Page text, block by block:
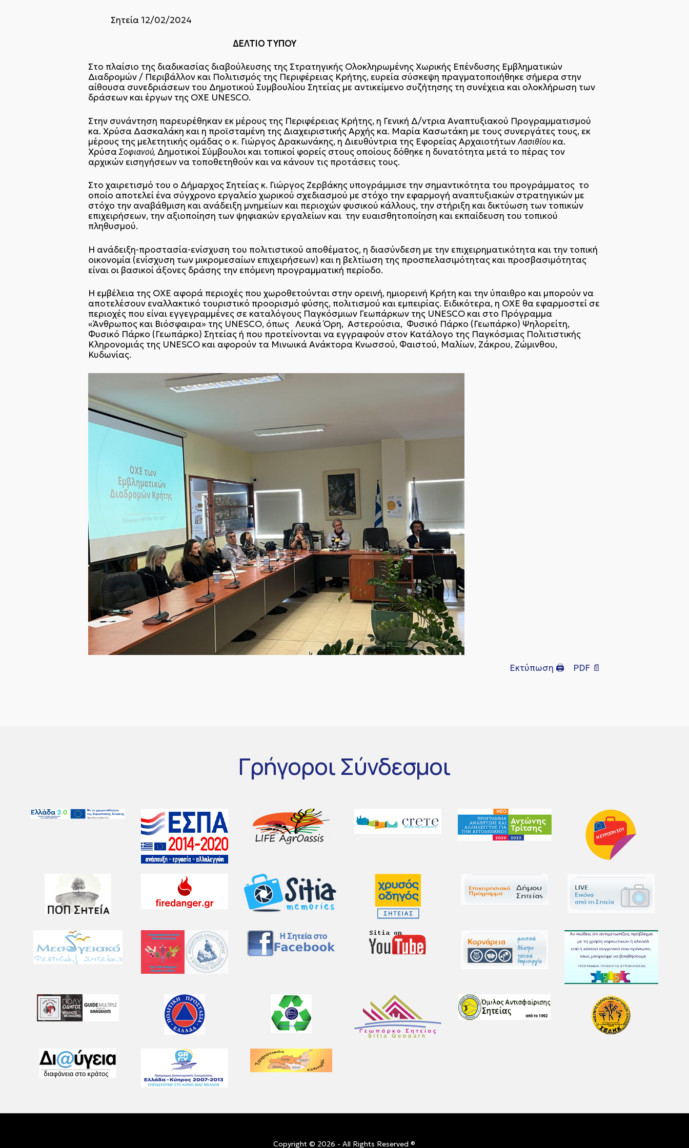
Σητεία 12/02/2024
ΔΕΛΤΙΟ ΤΥΠΟΥ
Στο πλαίσιο της διαδικασίας διαβούλευσης της Στρατηγικής Ολοκληρωμένης Χωρικής Επένδυσης Εμβληματικών
Διαδρομών / Περιβάλλον και Πολιτισμός της Περιφέρειας Κρήτης, ευρεία σύσκεψη πραγματοποιήθηκε σήμερα στην
αίθουσα συνεδριάσεων του Δημοτικού Συμβουλίου Σητείας με αντικείμενο συζήτησης τη συνέχεια και ολοκλήρωση των
δράσεων και έργων της ΟΧΕ UNESCO.
Στην συνάντηση παρευρέθηκαν εκ μέρους της Περιφέρειας Κρήτης, η Γενική Δ/ντρια Αναπτυξιακού Προγραμματισμού
κα. Χρύσα Δασκαλάκη και η προϊσταμένη της Διαχειριστικής Αρχής κα. Μαρία Κασωτάκη με τους συνεργάτες τους, εκ
μέρους της μελετητικής ομάδας ο κ. Γιώργος Δρακωνάκης, η Διευθύντρια της Εφορείας ΑρχαιοτήτωνΛασιθίου κα.
ΧρύσαΣοφιανού, Δημοτικοί Σύμβουλοι και τοπικοί φορείς στους οποίους δόθηκε η δυνατότητα μετά το πέρας τον
αρχικών εισηγήσεων να τοποθετηθούν και να κάνουν τις προτάσεις τους.
Στο χαιρετισμό του ο Δήμαρχος Σητείας κ. Γιώργος Ζερβάκης υπογράμμισε την σημαντικότητα του προγράμματος το
οποίο αποτελεί ένα σύγχρονο εργαλείο χωρικού σχεδιασμού με στόχο την εφαρμογή αναπτυξιακών στρατηγικών με
στόχο την αναβάθμιση και ανάδειξη μνημείων και περιοχών φυσικού κάλλους, την στήριξη και δικτύωση των τοπικών
επιχειρήσεων, την αξιοποίηση των ψηφιακών εργαλείων και την ευαισθητοποίηση και εκπαίδευση του τοπικού
πληθυσμού.
Η ανάδειξη-προστασία-ενίσχυση του πολιτιστικού αποθέματος, η διασύνδεση με την επιχειρηματικότητα και την τοπική
οικονομία (ενίσχυση των μικρομεσαίων επιχειρήσεων) και η βελτίωση της προσπελασιμότητας και προσβασιμότητας
είναι οι βασικοί άξονες δράσης την επόμενη προγραμματική περίοδο.
Η εμβέλεια της ΟΧΕ αφορά περιοχές που χωροθετούνται στην ορεινή, ημιορεινή Κρήτη και την ύπαιθρο και μπορούν να
αποτελέσουν εναλλακτικό τουριστικό προορισμό φύσης, πολιτισμού και εμπειρίας. Ειδικότερα, η ΟΧΕ θα εφαρμοστεί σε
περιοχές που είναι εγγεγραμμένες σε καταλόγους Παγκόσμιων Γεωπάρκων της UNESCO και στο Πρόγραμμα
«Άνθρωπος και Βιόσφαιρα» της UNESCO, όπως Λευκά Όρη, Αστερούσια, Φυσικό Πάρκο (Γεωπάρκο) Ψηλορείτη,
Φυσικό Πάρκο (Γεωπάρκο) Σητείας ή που προτείνονται να εγγραφούν στον Κατάλογο της Παγκόσμιας Πολιτιστικής
Κληρονομιάς της UNESCO και αφορούν τα Μινωικά Ανάκτορα Κνωσσού, Φαιστού, Μαλίων, Ζάκρου, Ζώμινθου,
Κυδωνίας.
Εκτύπωση 🖨 PDF 📄
Γρήγοροι Σύνδεσμοι
Copyright © 2026 - All Rights Reserved ®